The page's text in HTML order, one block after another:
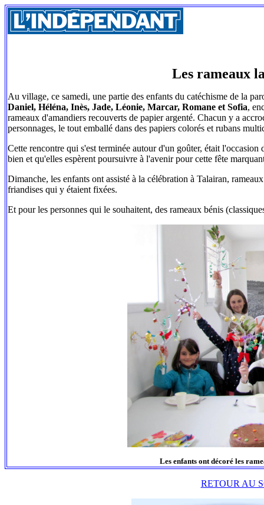
Les rameaux
Au village, ce samedi, une partie des enfants du catéchisme de la
Daniel, Héléna, Inès, Jade, Léonie, Marcar, Romane et Sofia,
rameaux d'amandiers recouverts de papier argenté. Chacun y a
personnages, le tout emballé dans des papiers colorés et rubans
Cette rencontre qui s'est terminée autour d'un goûter, était
bien et qu'elles espèrent poursuivre à l'avenir pour cette fête
Dimanche, les enfants ont assisté à la célébration à Talairan,
friandises qui y étaient fixées.
Et pour les personnes qui le souhaitent, des rameaux bénis
Les enfants ont décoré les
RETOUR AU